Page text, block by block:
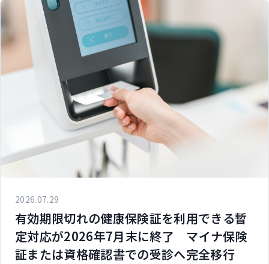
2026.07.29
有効期限切れの健康保険証を利用できる暫
定対応が2026年7月末に終了 マイナ保険
証または資格確認書での受診へ完全移行